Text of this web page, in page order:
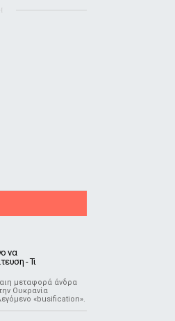
να
- Τι
μεταφορά άνδρα
Ουκρανία
«busification».